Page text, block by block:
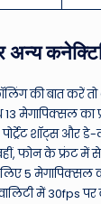
की बात करें
मेगापिक्सल का
पोर्ट्रेट शॉट्स और
फोन के फ्रंट में
5 मेगापिक्सल
में 30fps पर